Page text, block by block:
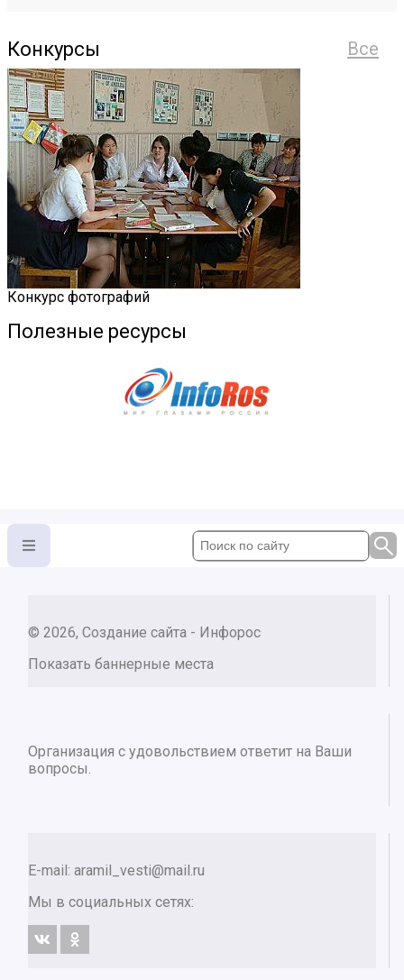
Все
Конкурсы
Конкурс фотографий
Полезные ресурсы
© 2026, Создание сайта - Инфорос
Показать баннерные места
Организация с удовольствием ответит на Ваши
вопросы.
E-mail: aramil_vesti@mail.ru
Мы в социальных сетях: